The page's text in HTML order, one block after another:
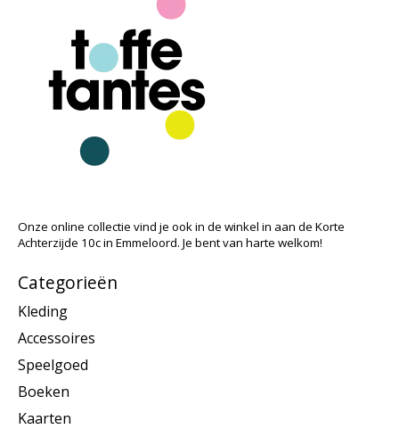
Onze online collectie vind je ook in de winkel in aan de Korte
Achterzijde 10c in Emmeloord. Je bent van harte welkom!
Categorieën
Kleding
Accessoires
Speelgoed
Boeken
Kaarten